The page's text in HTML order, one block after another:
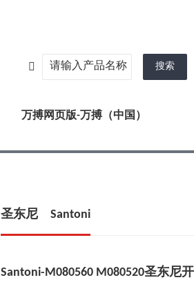
 搜索
万搏网页版-万搏（中国）
圣东尼 Santoni
Santoni-M080560 M080520圣东尼